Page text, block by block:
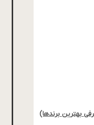
بهترین برندها)